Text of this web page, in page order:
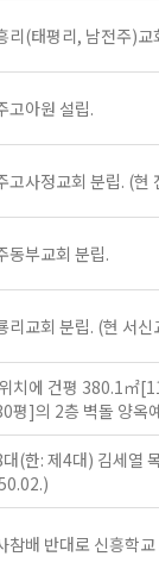
리(태평리, 남전주)교
고아원 설립.
고사정교회 분립. (현
동부교회 분립.
리교회 분립. (현 서신
치에 건평 380.1㎡
평]의 2층 벽돌 양옥
(한: 제4대) 김세열
참배 반대로 신흥학교